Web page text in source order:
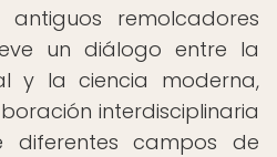
remolcadores
un diálogo entre la
y la ciencia moderna,
interdisciplinaria
diferentes campos de